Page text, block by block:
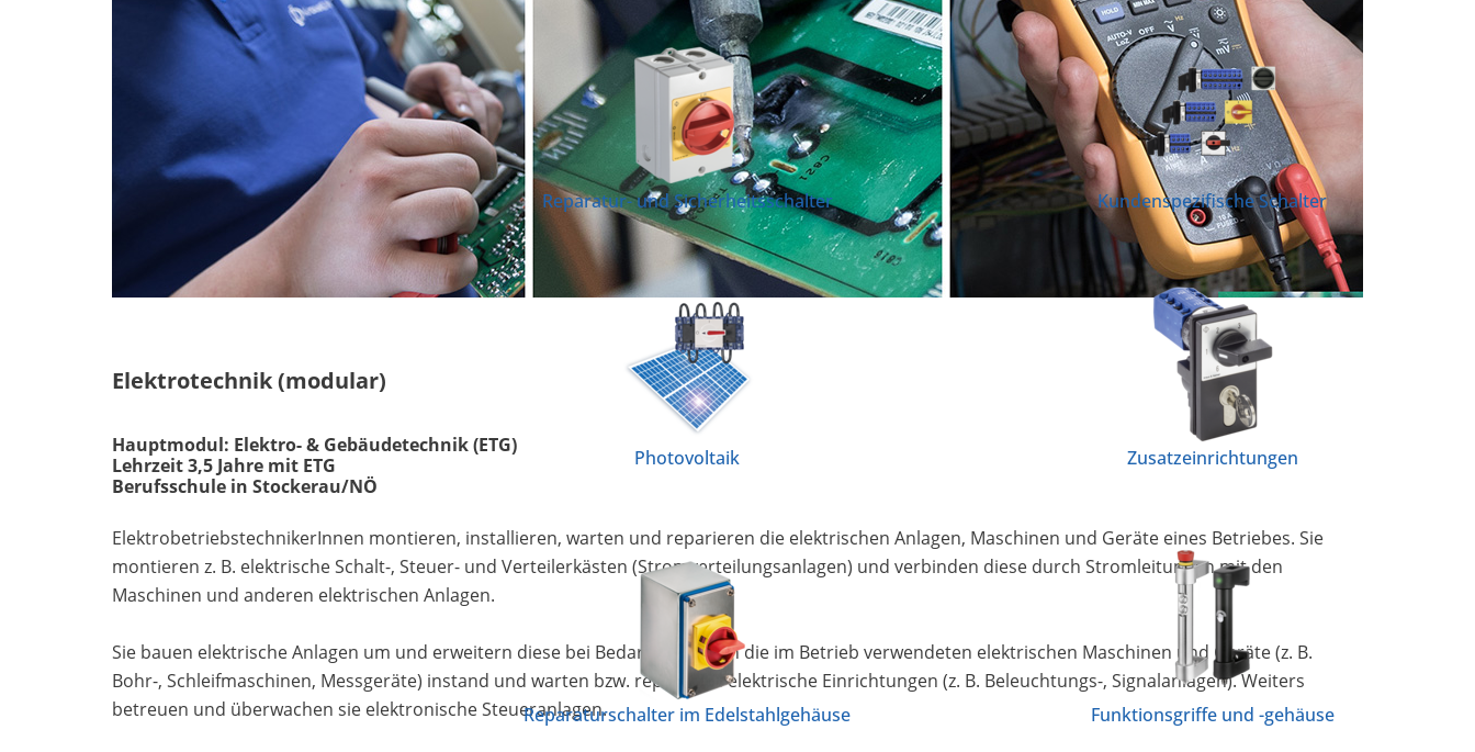
Reparatur- und Sicherheitsschalter Kundenspezifische Schalter
Photovoltaik Zusatzeinrichtungen
Reparaturschalter im Edelstahlgehäuse Funktionsgriffe und -gehäuse
Elektrotechnik (modular)
Hauptmodul: Elektro- & Gebäudetechnik (ETG)
Lehrzeit 3,5 Jahre mit ETG
Berufsschule in Stockerau/NÖ
ElektrobetriebstechnikerInnen montieren, installieren, warten und reparieren die elektrischen Anlagen, Maschinen und Geräte eines Betriebes. Sie
montieren z. B. elektrische Schalt-, Steuer- und Verteilerkästen (Stromverteilungsanlagen) und verbinden diese durch Stromleitungen mit den
Maschinen und anderen elektrischen Anlagen.
Sie bauen elektrische Anlagen um und erweitern diese bei Bedarf. Sie halten die im Betrieb verwendeten elektrischen Maschinen und Geräte (z. B.
Bohr-, Schleifmaschinen, Messgeräte) instand und warten bzw. reparieren elektrische Einrichtungen (z. B. Beleuchtungs-, Signalanlagen). Weiters
betreuen und überwachen sie elektronische Steueranlagen.